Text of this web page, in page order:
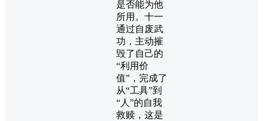
是否能为他
所用。十一
通过自废武
功，主动摧
毁了自己的
“利用价
值”，完成了
从“工具”到
“人”的自我
救赎，这是